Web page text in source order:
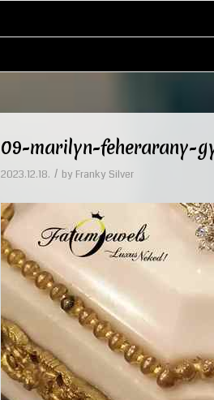
09-marilyn-feherarany-
2023.12.18. / by Franky Silver